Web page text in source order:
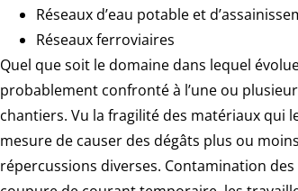
Réseaux d’eau potable et
Réseaux ferroviaires
Quel que soit le domaine dans lequel
probablement confronté à l’une ou
chantiers. Vu la fragilité des matériaux qui
mesure de causer des dégâts plus ou
répercussions diverses. Contamination